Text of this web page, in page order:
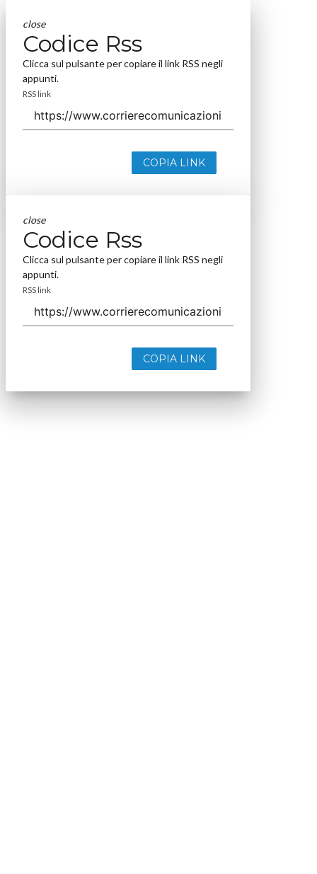
close
Codice Rss
Clicca sul pulsante per copiare il link RSS negli
appunti.
RSS link
COPIA LINK
close
Codice Rss
Clicca sul pulsante per copiare il link RSS negli
appunti.
RSS link
COPIA LINK